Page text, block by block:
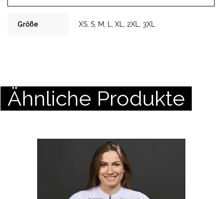
Größe XS, S, M, L, XL, 2XL, 3XL
Ähnliche Produkte